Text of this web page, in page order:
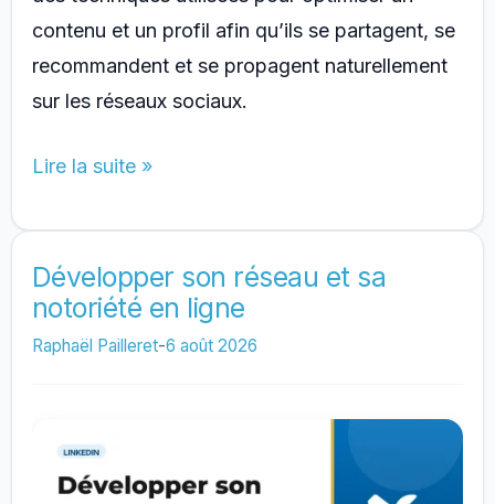
contenu et un profil afin qu’ils se partagent, se
recommandent et se propagent naturellement
sur les réseaux sociaux.
SMO
Media
Optimization)
:
c’est
Lire la suite »
Développer son réseau et sa
notoriété en ligne
Raphaël Pailleret-6 août 2026